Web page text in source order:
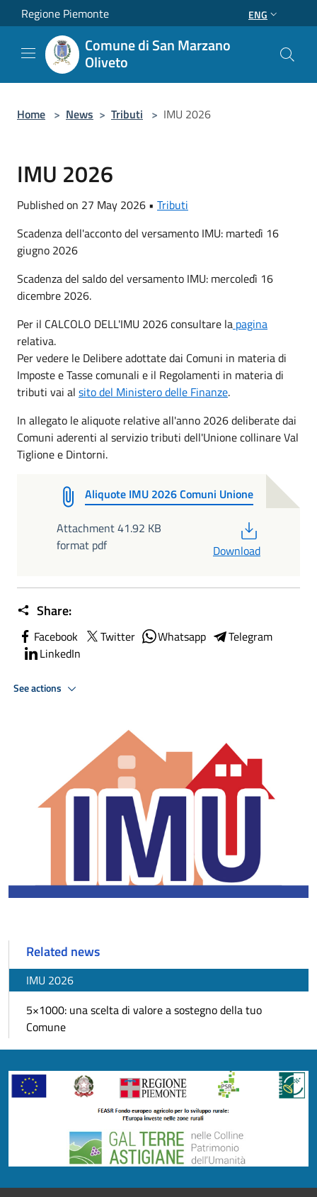
Salta al contenuto principale
Regione Piemonte ENG
Comune di San Marzano
Oliveto
Home > News > Tributi > IMU 2026
IMU 2026
Published on 27 May 2026 • Tributi
Scadenza dell'acconto del versamento IMU: martedì 16
giugno 2026
Scadenza del saldo del versamento IMU: mercoledì 16
dicembre 2026.
Per il CALCOLO DELL'IMU 2026 consultare la pagina
relativa.
Per vedere le Delibere adottate dai Comuni in materia di
Imposte e Tasse comunali e il Regolamenti in materia di
tributi vai al sito del Ministero delle Finanze.
In allegato le aliquote relative all'anno 2026 deliberate dai
Comuni aderenti al servizio tributi dell'Unione collinare Val
Tiglione e Dintorni.
Aliquote IMU 2026 Comuni Unione
Attachment 41.92 KB
format pdf
Download
Share:
Facebook Twitter Whatsapp
Telegram
LinkedIn
See actions
Related news
IMU 2026
5×1000: una scelta di valore a sostegno della tuo
Comune